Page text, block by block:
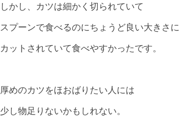
しかし、カツは細かく切られていて
スプーンで食べるのにちょうど良い大きさに
カットされていて食べやすかったです。
厚めのカツをほおばりたい人には
少し物足りないかもしれない。